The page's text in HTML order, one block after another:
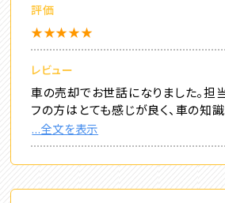
評価
★★★★★
レビュー
車の売却でお世話になりました。担
フの方はとても感じが良く、車の知
...全文を表示